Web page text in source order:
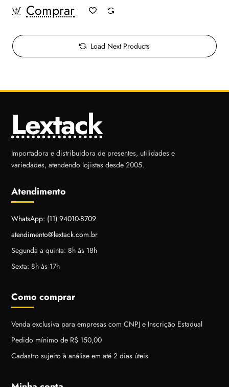
Comprar
Load Next Products
Atendimento
WhatsApp: (11) 94010-8709
atendimento@lextack.com.br
Segunda a quinta: 8h às 18h
Sexta: 8h às 17h
Como comprar
Venda exclusiva para empresas com CNPJ e Inscrição Estadual
Pedido mínimo de R$ 150,00
Cadastro sujeito à análise em até 2 dias úteis
Lextack
Importadora e distribuidora de presentes, utilidades e
variedades, atendendo lojistas desde 2005.